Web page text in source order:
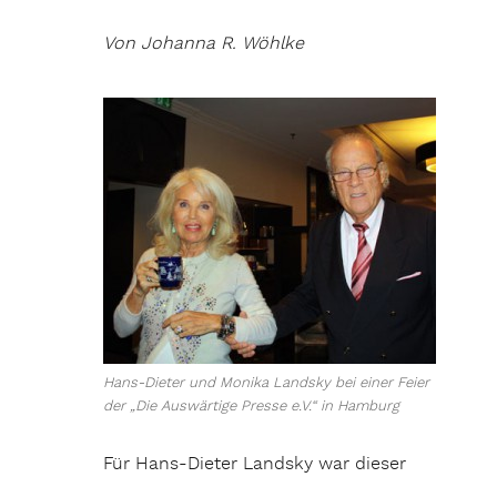
Von Johanna R. Wöhlke
Hans-Dieter und Monika Landsky bei einer Feier
der „Die Auswärtige Presse e.V.“ in Hamburg
Für Hans-Dieter Landsky war dieser